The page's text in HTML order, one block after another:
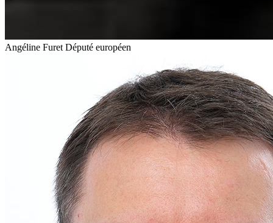
Angéline Furet Député européen